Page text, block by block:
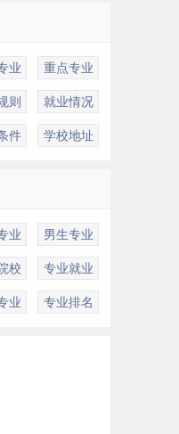
业 重点专业
则 就业情况
件 学校地址
业 男生专业
校 专业就业
业 专业排名